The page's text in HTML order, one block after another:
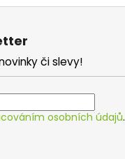
či slevy!
osobních údajů.